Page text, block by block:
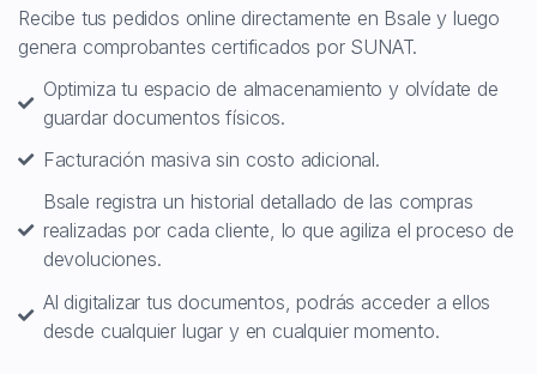
Recibe tus pedidos online directamente en Bsale y luego
genera comprobantes certificados por SUNAT.
Optimiza tu espacio de almacenamiento y olvídate de
guardar documentos físicos.
Facturación masiva sin costo adicional.
Bsale registra un historial detallado de las compras
realizadas por cada cliente, lo que agiliza el proceso de
devoluciones.
Al digitalizar tus documentos, podrás acceder a ellos
desde cualquier lugar y en cualquier momento.